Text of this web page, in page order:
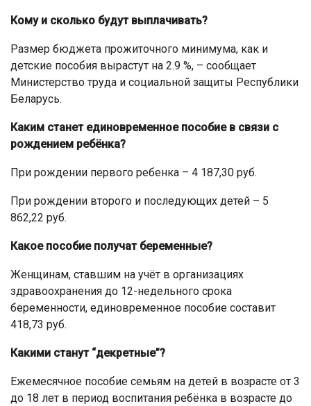
Кому и сколько будут выплачивать?
Размер бюджета прожиточного минимума, как и
детские пособия вырастут на 2.9 %, – сообщает
Министерство труда и социальной защиты Республики
Беларусь.
Каким станет единовременное пособие в связи с
рождением ребёнка?
При рождении первого ребенка – 4 187,30 руб.
При рождении второго и последующих детей – 5
862,22 руб.
Какое пособие получат беременные?
Женщинам, ставшим на учёт в организациях
здравоохранения до 12-недельного срока
беременности, единовременное пособие составит
418,73 руб.
Какими станут “декретные”?
Ежемесячное пособие семьям на детей в возрасте от 3
до 18 лет в период воспитания ребёнка в возрасте до